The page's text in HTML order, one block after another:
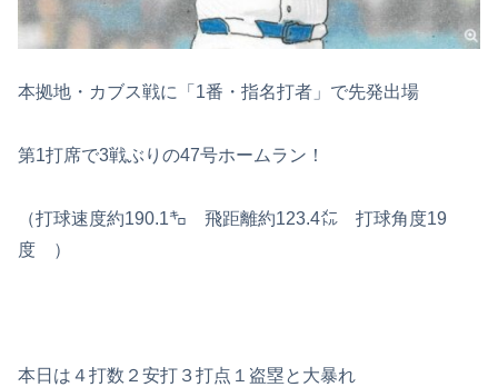
本拠地・カブス戦に「1番・指名打者」で先発出場
第1打席で3戦ぶりの47号ホームラン！
（打球速度約190.1㌔ 飛距離約123.4㍍ 打球角度19
度 ）
本日は４打数２安打３打点１盗塁と大暴れ